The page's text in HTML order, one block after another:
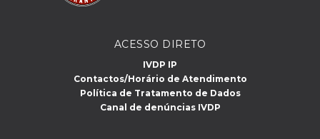
ACESSO DIRETO
IVDP IP
Contactos/Horário de Atendimento
Política de Tratamento de Dados
Canal de denúncias IVDP